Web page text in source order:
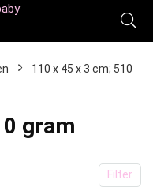
‎110 x 45 x 3 cm; 510
gram
Filter